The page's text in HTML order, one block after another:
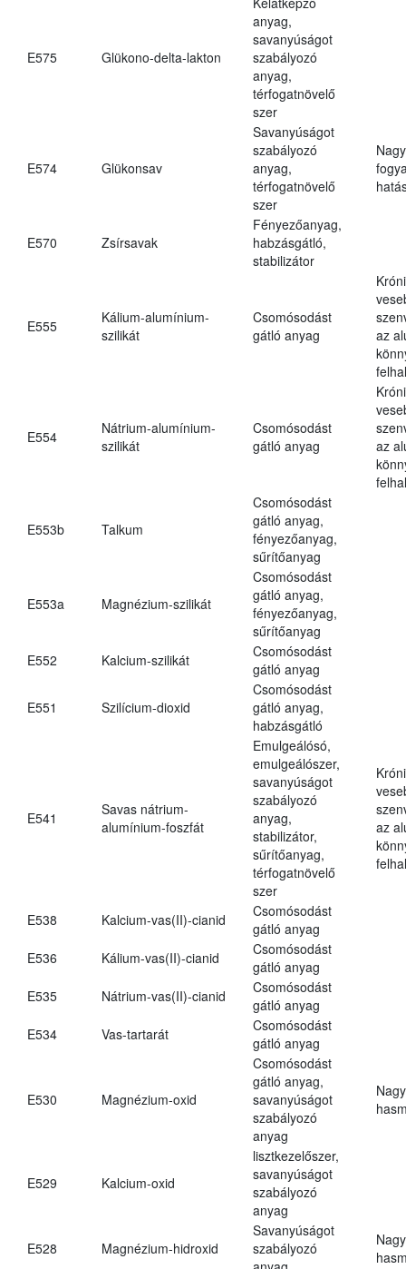
E575 Glükono-delta-lakton
anyag,
savanyúságot
szabályozó
anyag,
térfogatnövelő
szer
E574 Glükonsav
Savanyúságot
szabályozó
anyag,
térfogatnövelő
szer
E570 Zsírsavak
Fényezőanyag,
habzásgátló,
stabilizátor
E555
Kálium-alumínium-
szilikát
Csomósodást
gátló anyag
az
E554
Nátrium-alumínium-
szilikát
Csomósodást
gátló anyag
az
E553b Talkum
Csomósodást
gátló anyag,
fényezőanyag,
sűrítőanyag
E553a Magnézium-szilikát
Csomósodást
gátló anyag,
fényezőanyag,
sűrítőanyag
E552
Kalcium-szilikát
Csomósodást
gátló anyag
E551 Szilícium-dioxid
Csomósodást
gátló anyag,
habzásgátló
E541
Savas nátrium-
alumínium-foszfát
Emulgeálósó,
emulgeálószer,
savanyúságot
szabályozó
anyag,
stabilizátor,
sűrítőanyag,
térfogatnövelő
szer
az
E538 Kalcium-vas(II)-cianid
Csomósodást
gátló anyag
E536
Kálium-vas(II)-cianid
Csomósodást
gátló anyag
E535
Nátrium-vas(II)-cianid
Csomósodást
gátló anyag
E534
Vas-tartarát
Csomósodást
gátló anyag
E530 Magnézium-oxid
Csomósodást
gátló anyag,
savanyúságot
szabályozó
anyag
E529 Kalcium-oxid
lisztkezelőszer,
savanyúságot
szabályozó
anyag
E528 Magnézium-hidroxid
Savanyúságot
szabályozó